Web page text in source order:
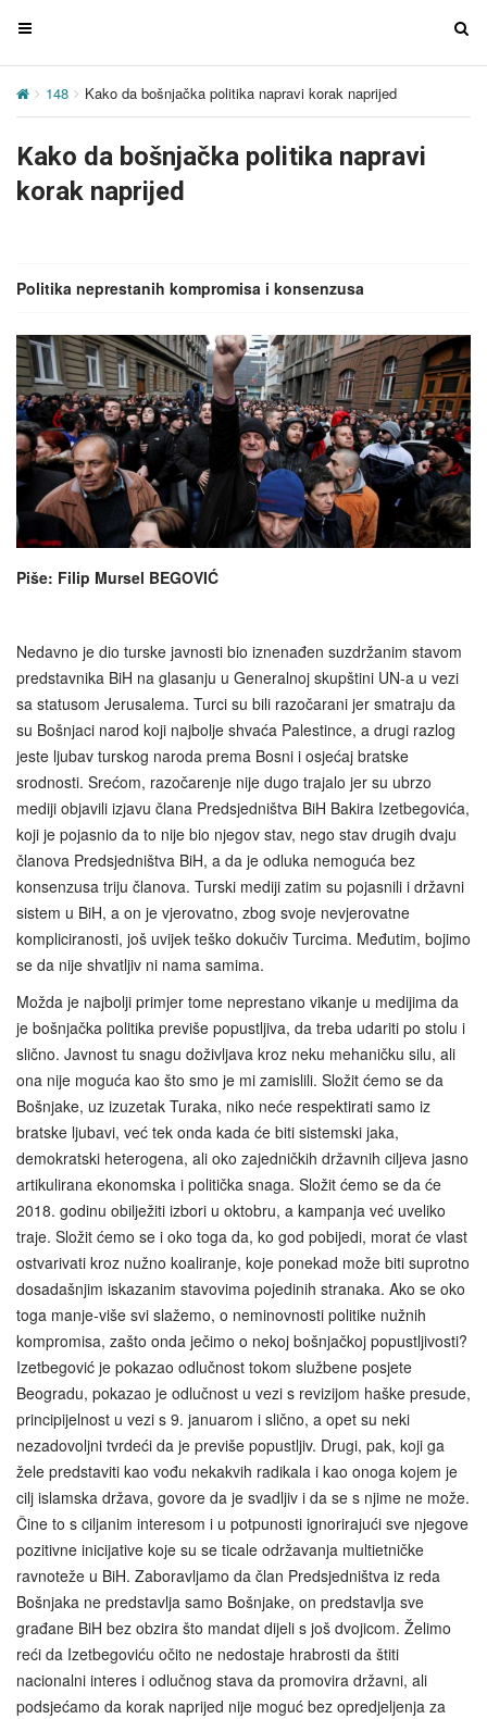
T
g
e
n
g
t
i
o
n
T
t
i
o
n
148 Kako da bošnjačka politika napravi korak naprijed
Kako da bošnjačka politika napravi
korak naprijed
Politika neprestanih kompromisa i konsenzusa
Piše: Filip Mursel BEGOVIĆ
Nedavno je dio turske javnosti bio iznenađen suzdržanim stavom
predstavnika BiH na glasanju u Generalnoj skupštini UN-a u vezi
sa statusom Jerusalema. Turci su bili razočarani jer smatraju da
su Bošnjaci narod koji najbolje shvaća Palestince, a drugi razlog
jeste ljubav turskog naroda prema Bosni i osjećaj bratske
srodnosti. Srećom, razočarenje nije dugo trajalo jer su ubrzo
mediji objavili izjavu člana Predsjedništva BiH Bakira Izetbegovića,
koji je pojasnio da to nije bio njegov stav, nego stav drugih dvaju
članova Predsjedništva BiH, a da je odluka nemoguća bez
konsenzusa triju članova. Turski mediji zatim su pojasnili i državni
sistem u BiH, a on je vjerovatno, zbog svoje nevjerovatne
kompliciranosti, još uvijek teško dokučiv Turcima. Međutim, bojimo
se da nije shvatljiv ni nama samima.
Možda je najbolji primjer tome neprestano vikanje u medijima da
je bošnjačka politika previše popustljiva, da treba udariti po stolu i
slično. Javnost tu snagu doživljava kroz neku mehaničku silu, ali
ona nije moguća kao što smo je mi zamislili. Složit ćemo se da
Bošnjake, uz izuzetak Turaka, niko neće respektirati samo iz
bratske ljubavi, već tek onda kada će biti sistemski jaka,
demokratski heterogena, ali oko zajedničkih državnih ciljeva jasno
artikulirana ekonomska i politička snaga. Složit ćemo se da će
2018. godinu obilježiti izbori u oktobru, a kampanja već uveliko
traje. Složit ćemo se i oko toga da, ko god pobijedi, morat će vlast
ostvarivati kroz nužno koaliranje, koje ponekad može biti suprotno
dosadašnjim iskazanim stavovima pojedinih stranaka. Ako se oko
toga manje-više svi slažemo, o neminovnosti politike nužnih
kompromisa, zašto onda ječimo o nekoj bošnjačkoj popustljivosti?
Izetbegović je pokazao odlučnost tokom službene posjete
Beogradu, pokazao je odlučnost u vezi s revizijom haške presude,
principijelnost u vezi s 9. januarom i slično, a opet su neki
nezadovoljni tvrdeći da je previše popustljiv. Drugi, pak, koji ga
žele predstaviti kao vođu nekakvih radikala i kao onoga kojem je
cilj islamska država, govore da je svadljiv i da se s njime ne može.
Čine to s ciljanim interesom i u potpunosti ignorirajući sve njegove
pozitivne inicijative koje su se ticale održavanja multietničke
ravnoteže u BiH. Zaboravljamo da član Predsjedništva iz reda
Bošnjaka ne predstavlja samo Bošnjake, on predstavlja sve
građane BiH bez obzira što mandat dijeli s još dvojicom. Želimo
reći da Izetbegoviću očito ne nedostaje hrabrosti da štiti
nacionalni interes i odlučnog stava da promovira državni, ali
podsjećamo da korak naprijed nije moguć bez opredjeljenja za